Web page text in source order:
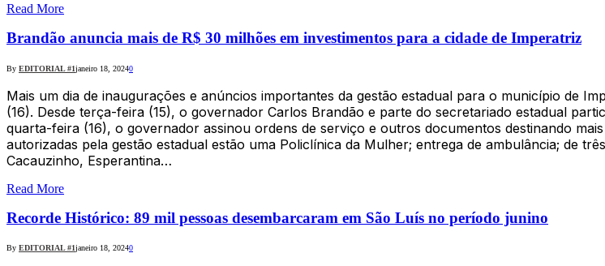
Read More
Brandão anuncia mais de R$ 30 milhões em investimentos para a cidade de Imperatriz
By EDITORIAL #1janeiro 18, 20240
Mais um dia de inaugurações e anúncios importantes da gestão estadual para o município de
(16). Desde terça-feira (15), o governador Carlos Brandão e parte do secretariado estadual
quarta-feira (16), o governador assinou ordens de serviço e outros documentos destinando
autorizadas pela gestão estadual estão uma Policlínica da Mulher; entrega de ambulância; de
Cacauzinho, Esperantina…
Read More
Recorde Histórico: 89 mil pessoas desembarcaram em São Luís no período junino
By EDITORIAL #1janeiro 18, 20240